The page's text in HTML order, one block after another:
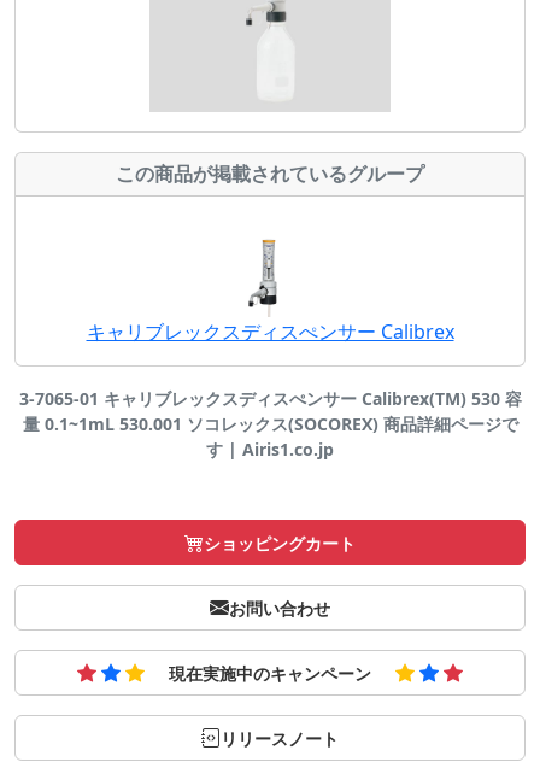
この商品が掲載されているグループ
キャリブレックスディスぺンサー Calibrex
3-7065-01 キャリブレックスディスぺンサー Calibrex(TM) 530 容
量 0.1~1mL 530.001 ソコレックス(SOCOREX) 商品詳細ページで
す | Airis1.co.jp
ショッピングカート
お問い合わせ
現在実施中のキャンペーン
リリースノート